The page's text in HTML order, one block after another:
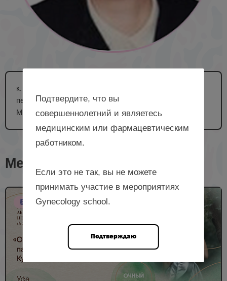
к. м. н., доцент, доцент кафедры факультетской
педиатрии и неонатологии ФГБОУ ВО БГМУ
Минздрава России, г. Уфа
Мероприятия с лектором
5 НМО
Подтвердите, что вы
совершеннолетний и являетесь
медицинским или фармацевтическим
работником.
Если это не так, вы не можете
принимать участие в мероприятиях
Gynecology school.
Подтверждаю